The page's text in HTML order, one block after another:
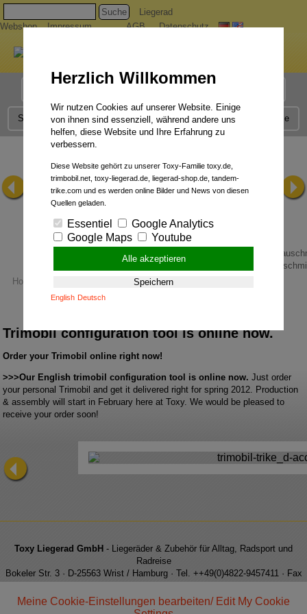
Suche
Liegerad
Webshop
Impressum AGB Datenschutz
Service Qualität Liegerad News Kontakt Presse
Home
Trimobil configuration tool is online now.
Trimobil configuration tool is online now.
Order your Trimobil online right now!
>>>Our English trimobil configuration tool is online now.Just order
your personal Trimobil and get it delivered right for spring 2012. Production
& assembly will start in February here at Toxy. We would be pleased to
receive your order soon!
Toxy Liegerad GmbH - Liegeräder & Zubehör für Alltag, Radsport und
Radreise
Bokeler Str. 3 · D-25563 Wrist / Hamburg · Tel. ++49(0)4822-9457411 · Fax
++49(0)4822-9457413 · e-Mail: info@toxy.de
Herzlich Willkommen
Wir nutzen Cookies auf unserer Website. Einige
von ihnen sind essenziell, während andere uns
helfen, diese Website und Ihre Erfahrung zu
verbessern.
Diese Website gehört zu unserer Toxy-Familie toxy.de,
trimbobil.net, toxy-liegerad.de, liegerad-shop.de, tandem-
trike.com und es werden online Bilder und News von diesen
Quellen geladen.
Essentiel
Google Analytics
Google Maps
Youtube
Alle akzeptieren
Speichern
English Deutsch
Meine Cookie-Einstellungen bearbeiten/ Edit My Cookie